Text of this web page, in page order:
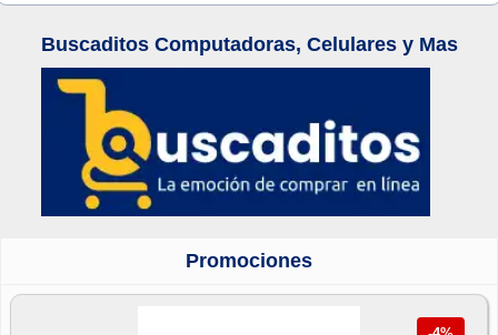
Buscaditos Computadoras, Celulares y Mas
Promociones